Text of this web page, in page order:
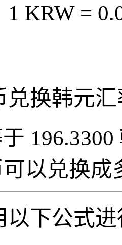
1 KRW =
兑换韩元
可以兑换成
以下公式